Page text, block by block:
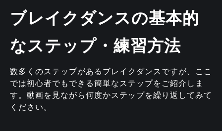
ブレイクダンスの基本的
なステップ・練習方法
数多くのステップがあるブレイクダンスですが、ここ
では初心者でもできる簡単なステップをご紹介しま
す。動画を見ながら何度かステップを繰り返してみて
ください。